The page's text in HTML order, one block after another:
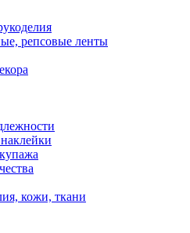
репсовые ленты
кожи, ткани